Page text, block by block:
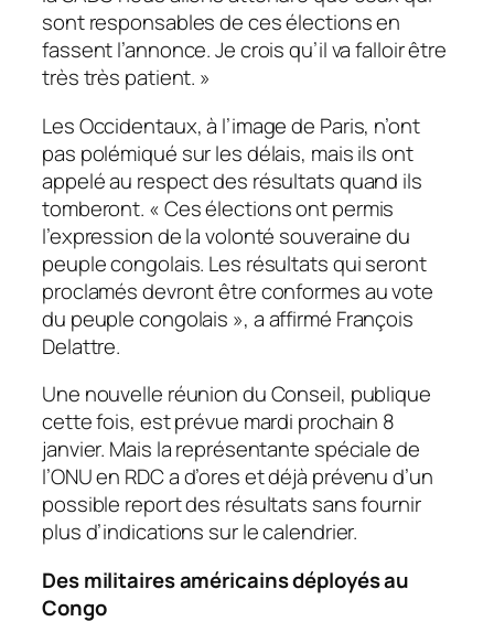
sont responsables de ces élections en
fassent l’annonce. Je crois qu’il va falloir être
très très patient. »
Les Occidentaux, à l’image de Paris, n’ont
pas polémiqué sur les délais, mais ils ont
appelé au respect des résultats quand ils
tomberont. «Ces élections ont permis
l’expression de la volonté souveraine du
peuple congolais. Les résultats qui seront
proclamés devront être conformes au vote
du peuple congolais », a affirmé François
Delattre.
Une nouvelle réunion du Conseil, publique
cette fois, est prévue mardi prochain 8
janvier. Mais la représentante spéciale de
l’ONU en RDC a d’ores et déjà prévenu d’un
possible report des résultats sans fournir
plus d’indications sur le calendrier.
Des militaires américains déployés au
Congo